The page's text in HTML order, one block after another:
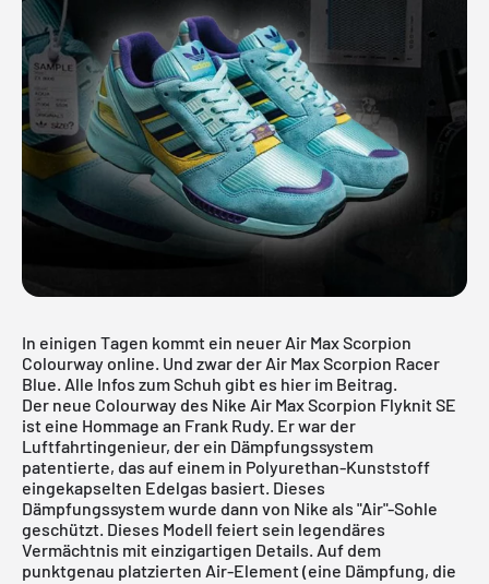
In einigen Tagen kommt ein neuer Air Max Scorpion
Colourway online. Und zwar der Air Max Scorpion Racer
Blue. Alle Infos zum Schuh gibt es hier im Beitrag.
Der neue Colourway des Nike Air Max Scorpion Flyknit SE
ist eine Hommage an Frank Rudy. Er war der
Luftfahrtingenieur, der ein Dämpfungssystem
patentierte, das auf einem in Polyurethan-Kunststoff
eingekapselten Edelgas basiert. Dieses
Dämpfungssystem wurde dann von Nike als "Air"-Sohle
geschützt. Dieses Modell feiert sein legendäres
Vermächtnis mit einzigartigen Details. Auf dem
punktgenau platzierten Air-Element (eine Dämpfung, die